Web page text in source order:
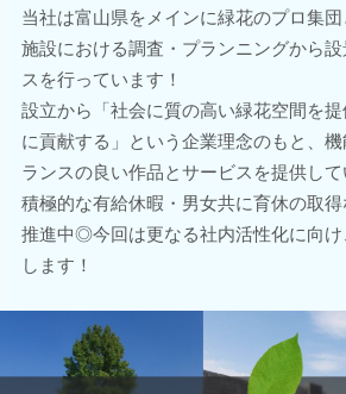
当社は富山県をメインに緑花のプロ集
施設における調査・プランニングから
スを行っています！
設立から「社会に質の高い緑花空間を
に貢献する」という企業理念のもと、
ランスの良い作品とサービスを提供して
積極的な有給休暇・男女共に育休の取
推進中◎今回は更なる社内活性化に向
します！